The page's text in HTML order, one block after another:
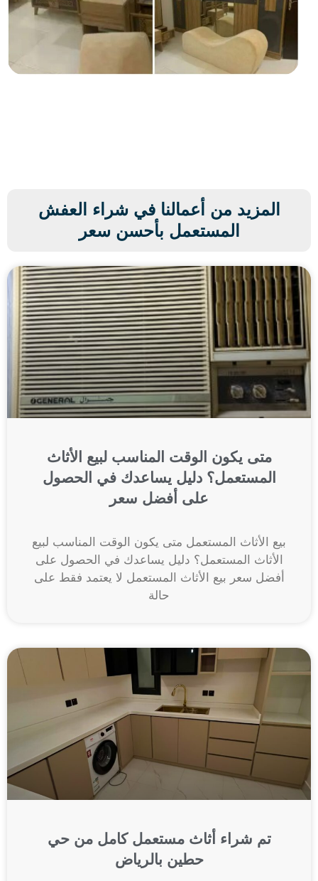
المزيد من أعمالنا في شراء العفش
المستعمل بأحسن سعر
متى يكون الوقت المناسب لبيع الأثاث
المستعمل؟ دليل يساعدك في الحصول
على أفضل سعر
بيع الأثاث المستعمل متى يكون الوقت المناسب لبيع
الأثاث المستعمل؟ دليل يساعدك في الحصول على
أفضل سعر بيع الأثاث المستعمل لا يعتمد فقط على
حالة
تم شراء أثاث مستعمل كامل من حي
حطين بالرياض